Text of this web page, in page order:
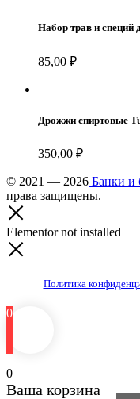
Набор трав и специй
85,00 ₽
Дрожжи спиртовые
350,00 ₽
© 2021 — 2026 Банки
права защищены.
Elementor not installed
Политика
0
0
Ваша корзина